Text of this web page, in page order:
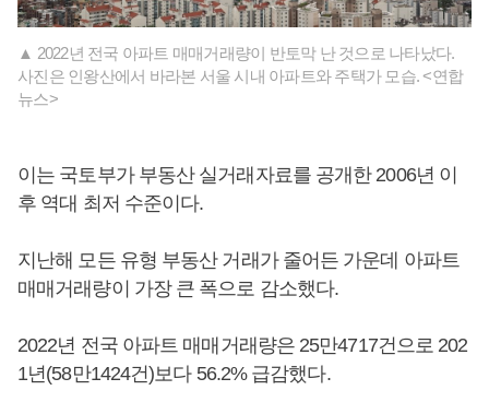
▲ 2022년 전국 아파트 매매거래량이 반토막 난 것으로 나타났다.
사진은 인왕산에서 바라본 서울 시내 아파트와 주택가 모습. <연합
뉴스>
이는 국토부가 부동산 실거래자료를 공개한 2006년 이
후 역대 최저 수준이다.
지난해 모든 유형 부동산 거래가 줄어든 가운데 아파트
매매거래량이 가장 큰 폭으로 감소했다.
2022년 전국 아파트 매매거래량은 25만4717건으로 202
1년(58만1424건)보다 56.2% 급감했다.